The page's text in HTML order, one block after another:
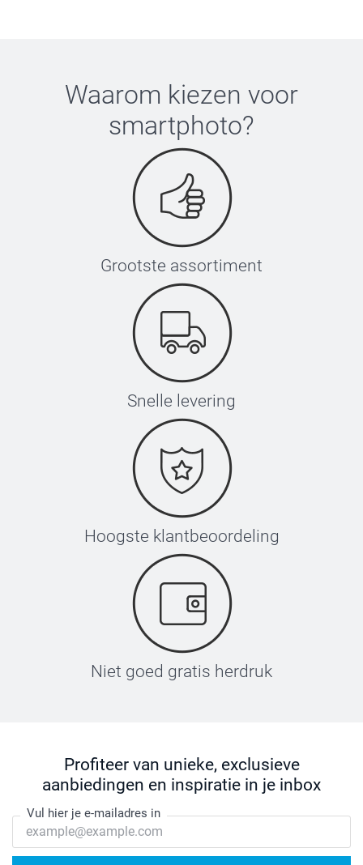
Waarom kiezen voor
smartphoto?
Grootste assortiment
Snelle levering
Hoogste klantbeoordeling
Niet goed gratis herdruk
Profiteer van unieke, exclusieve
aanbiedingen en inspiratie in je inbox
Vul hier je e-mailadres in